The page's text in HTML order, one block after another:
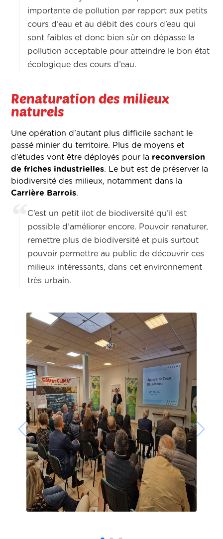
importante de pollution par rapport aux petits
cours d’eau et au débit des cours d’eau qui
sont faibles et donc bien sûr on dépasse la
pollution acceptable pour atteindre le bon état
écologique des cours d’eau.
Renaturation des milieux
naturels
Une opération d’autant plus difficile sachant le
passé minier du territoire. Plus de moyens et
d’études vont être déployés pour la reconversion
de friches industrielles. Le but est de préserver la
biodiversité des milieux, notamment dans la
Carrière Barrois.
C’est un petit ilot de biodiversité qu’il est
possible d’améliorer encore. Pouvoir renaturer,
remettre plus de biodiversité et puis surtout
pouvoir permettre au public de découvrir ces
milieux intéressants, dans cet environnement
très urbain.